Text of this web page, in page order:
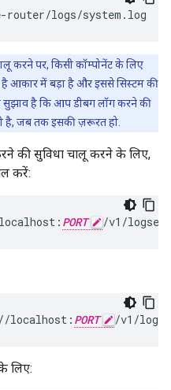
-router/logs/system . log
करने पर, किसी कॉम्पोनेंट के लिए
है आकार में बड़ा है और इससे सिस्टम की
सुझाव है कि आप डीबग लॉग करने की
है, जब तक इसकी ज़रूरत हो.
की सुविधा चालू करने के लिए,
करें:
PORT /v1/
localhost: PORT /v1/
लिए: